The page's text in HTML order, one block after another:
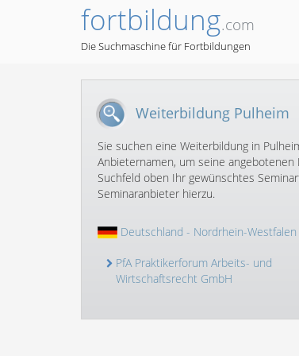
fortbildung.com
Die Suchmaschine für Fortbildungen
Weiterbildung Pulheim
Sie suchen eine Weiterbildung in
Anbieternamen, um seine
Suchfeld oben Ihr gewünschtes
Seminaranbieter hierzu.
Deutschland - Nordrhein-Westfalen
PfA Praktikerforum Arbeits- und
Wirtschaftsrecht GmbH